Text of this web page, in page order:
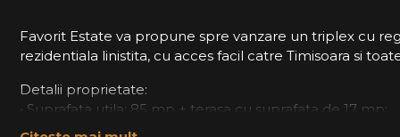
Favorit Estate va propune spre vanzare un triplex cu
rezidentiala linistita, cu acces facil catre Timisoara si
Detalii proprietate:
• Suprafata utila: 85 mp + terasa cu suprafata de 17 mp;
• Teren: 244 mp